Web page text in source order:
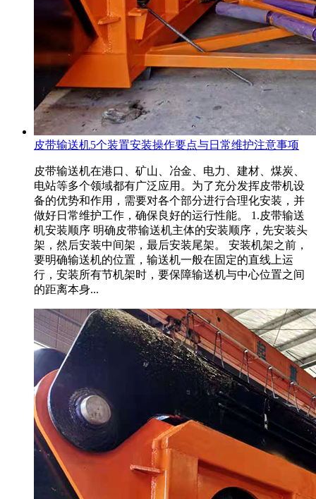
皮带输送机5个装置安装操作要点与日常维护注意事项
皮带输送机在港口、矿山、冶金、电力、建材、煤炭、
电站等多个领域都有广泛应用。为了充分发挥皮带机设
备的优势和作用，需要对各个部分进行合理化安装，并
做好日常维护工作，确保良好的运行性能。 1.皮带输送
机安装顺序 明确皮带输送机主体的安装顺序，先安装头
架，然后安装中间架，最后安装尾架。 安装机架之前，
要明确输送机的位置，输送机一般在固定的直线上运
行，安装所有节机架时，要保障输送机与中心位置之间
的距离本身...